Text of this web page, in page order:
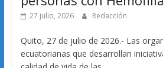
27 julio, 2026 Redacción
Quito, 27 de julio de 2026.- Las
ecuatorianas que desarrollan